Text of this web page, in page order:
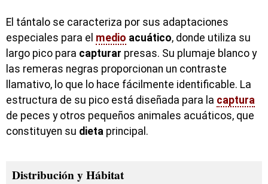
El tántalo se caracteriza por sus adaptaciones
especiales para el medio acuático, donde utiliza su
largo pico para capturar presas. Su plumaje blanco y
las remeras negras proporcionan un contraste
llamativo, lo que lo hace fácilmente identificable. La
estructura de su pico está diseñada para la captura
de peces y otros pequeños animales acuáticos, que
constituyen su dieta principal.
Distribución y Hábitat